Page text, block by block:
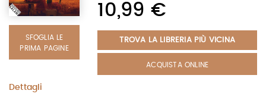
SFOGLIA LE
PRIMA PAGINE
Dettagli
10,99 €
TROVA LA LIBRERIA PIÙ VICINA
ACQUISTA ONLINE